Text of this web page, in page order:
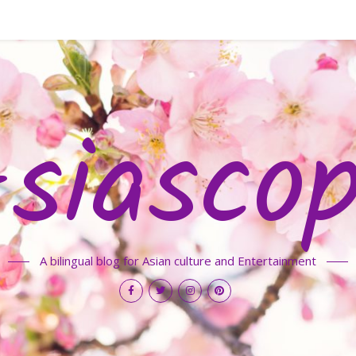
A bilingual blog for Asian culture and Entertainment